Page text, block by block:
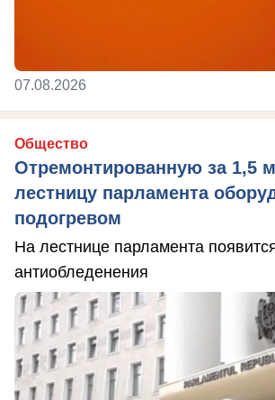
07.08.2026
Общество
Отремонтированную за 1,5
лестницу парламента
подогревом
На лестнице парламента
антиобледенения